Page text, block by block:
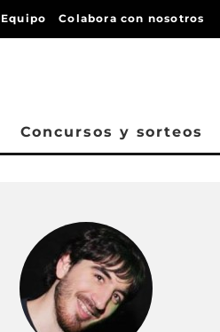
Colabora con nosotros
Concursos y sorteos